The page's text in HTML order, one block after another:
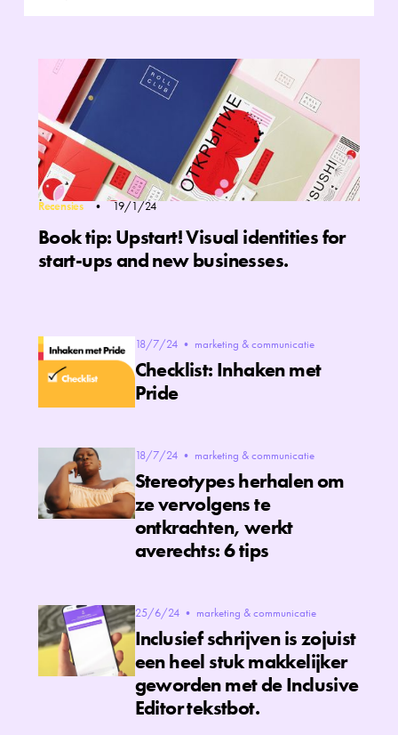
Recensies • 19/1/24
Book tip: Upstart! Visual identities for
start-ups and new businesses.
18/7/24 • marketing & communicatie
Checklist: Inhaken met
Pride
18/7/24 • marketing & communicatie
Stereotypes herhalen om
ze vervolgens te
ontkrachten, werkt
averechts: 6 tips
25/6/24 • marketing & communicatie
Inclusief schrijven is zojuist
een heel stuk makkelijker
geworden met de Inclusive
Editor tekstbot.